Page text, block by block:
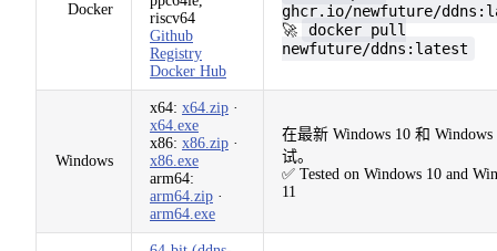
Docker
riscv64
Github
Registry
Docker Hub
ghcr.io/newfuture/
🚀
docker pull
newfuture/ddns:latest
Windows
x64: x64.zip ·
x64.exe
x86: x86.zip ·
x86.exe
arm64:
arm64.zip ·
arm64.exe
在最新 Windows 10 和 Windows
试。
✅ Tested on Windows 10 and
11